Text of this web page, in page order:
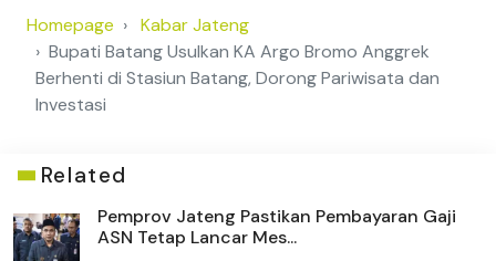
Homepage
Kabar Jateng
Bupati Batang Usulkan KA Argo Bromo Anggrek
Berhenti di Stasiun Batang, Dorong Pariwisata dan
Investasi
Related
Pemprov Jateng Pastikan Pembayaran Gaji
ASN Tetap Lancar Mes...